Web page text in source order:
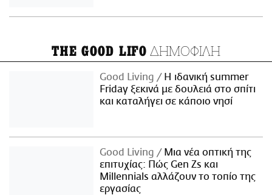
THE GOOD LIFO ΔΗΜΟΦΙΛΗ
Good Living
Η ιδανική summer
Friday ξεκινά με δουλειά στο σπίτι
και καταλήγει σε κάποιο νησί
Good Living
Μια νέα οπτική της
επιτυχίας: Πώς Gen Zs και
Millennials αλλάζουν το τοπίο της
εργασίας